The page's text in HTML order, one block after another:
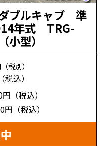
ブルキャブ 準
年式 TRG-
型）
税別）
込）
円（税込）
円（税込）